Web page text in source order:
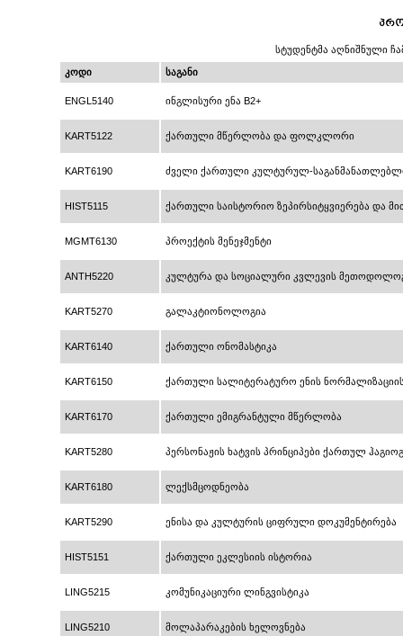
სტუდენტმა აღნიშნული
კოდი საგანი
ENGL5140 ინგლისური ენა B2+
KART5122 ქართული მწერლობა და ფოლკლორი
KART6190 ძველი ქართული კულტურულ-
HIST5115 ქართული საისტორიო ზეპირსიტყვიერება და
MGMT6130 პროექტის მენეჯმენტი
ANTH5220 კულტურა და სოციალური კვლევის
KART5270 გალაკტიონოლოგია
KART6140 ქართული ონომასტიკა
KART6150 ქართული სალიტერატურო ენის
KART6170 ქართული ემიგრანტული მწერლობა
KART5280 პერსონაჟის ხატვის პრინციპები ქართულ
KART6180 ლექსმცოდნეობა
KART5290 ენისა და კულტურის ციფრული დოკუმენტირება
HIST5151 ქართული ეკლესიის ისტორია
LING5215 კომუნიკაციური ლინგვისტიკა
LING5210 მოლაპარაკების ხელოვნება